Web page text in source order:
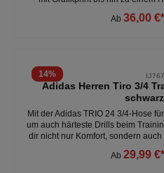
Schuhe ganz einfach an- und
Ab 36,00 €*
14%
Adidas Herren Tiro 3/4
Mit der Adidas TRIO 24 3/4-Hose
um auch härteste Drills beim
dir nicht nur Komfort, sondern
geschnitten - elastischer
Ab 29,99 €*